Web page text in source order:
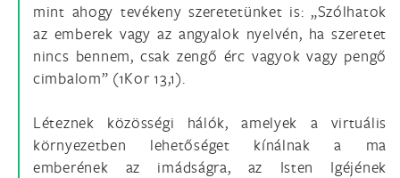
mint ahogy tevékeny szeretetünket is: „Szólhatok
az emberek vagy az angyalok nyelvén, ha szeretet
nincs bennem, csak zengő érc vagyok vagy pengő
cimbalom” (1Kor 13,1).
Léteznek közösségi hálók, amelyek a virtuális
környezetben lehetőséget kínálnak a ma
emberének az imádságra, az Isten Igéjének